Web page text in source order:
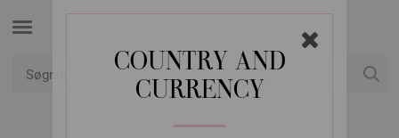
COUNTRY AND
CURRENCY